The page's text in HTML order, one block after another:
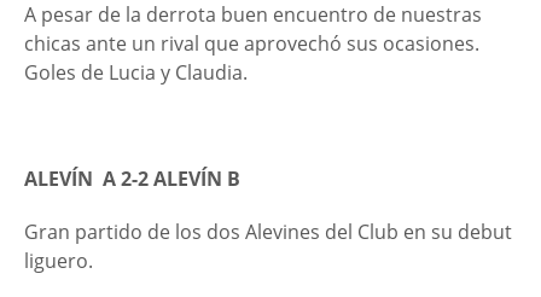
A pesar de la derrota buen encuentro de nuestras
chicas ante un rival que aprovechó sus ocasiones.
Goles de Lucia y Claudia.
ALEVÍN A 2-2 ALEVÍN B
Gran partido de los dos Alevines del Club en su debut
liguero.